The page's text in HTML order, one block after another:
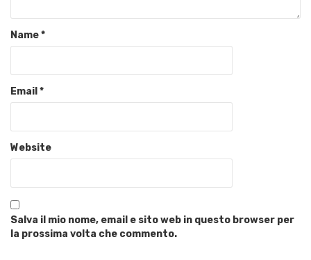
Name*
Email *
Website
Salva il mio nome, email e sito web in questo browser per
la prossima volta che commento.